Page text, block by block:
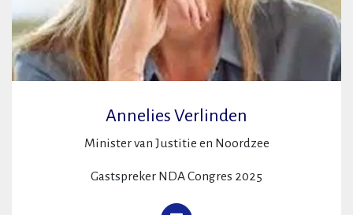
Annelies Verlinden
Minister van Justitie en Noordzee
Gastspreker NDA Congres 2025